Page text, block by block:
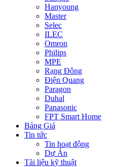
Hanyoung
Master
Selec
ILEC
Omron
Philips
MPE
Rạng Đông
Điện Quang
Paragon
Duhal
Panasonic
FPT Smart Home
Bảng Giá
Tin tức
Tin hoạt động
Dự Án
Tài liệu kỹ thuật